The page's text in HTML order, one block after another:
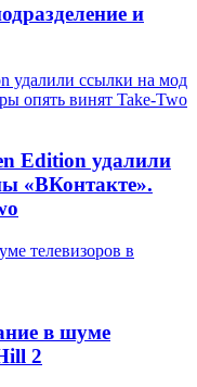
и
удалили ссылки на мод
опять винят Take-Two
Edition удалили
«ВКонтакте».
телевизоров в
в шуме
2